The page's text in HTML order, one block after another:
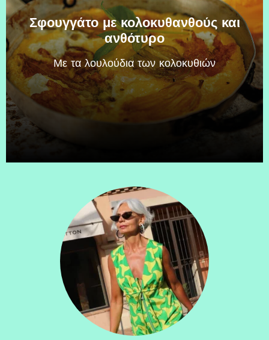
Σφουγγάτο με κολοκυθανθούς και
ανθότυρο
Mε τα λουλούδια των κολοκυθιών